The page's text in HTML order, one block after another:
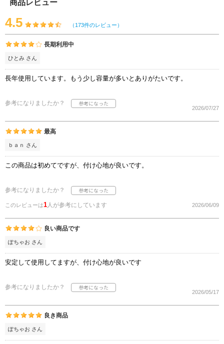
商品レビュー
4.5 （173件のレビュー）
長期利用中
ひとみ さん
長年使用しています。もう少し容量が多いとありがたいです。
参考になりましたか？
2026/07/27
最高
ｂａｎ さん
この商品は初めてですが、付け心地が良いです。
参考になりましたか？
このレビューは1人が参考にしています 2026/06/09
良い商品です
ぽちゃお さん
安定して使用してますが、付け心地が良いです
参考になりましたか？
2026/05/17
良き商品
ぽちゃお さん